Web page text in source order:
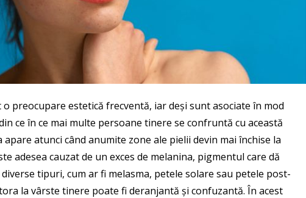
preocupare estetică frecventă, iar deși sunt asociate în mod
ce în ce mai multe persoane tinere se confruntă cu această
atunci când anumite zone ale pielii devin mai închise la
adesea cauzat de un exces de melanina, pigmentul care dă
tipuri, cum ar fi melasma, petele solare sau petele post-
la vârste tinere poate fi deranjantă și confuzantă. În acest